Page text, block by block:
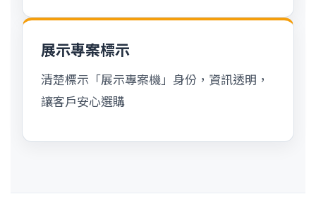
展示專案標示
清楚標示「展示專案機」身份，資訊透明，
讓客戶安心選購